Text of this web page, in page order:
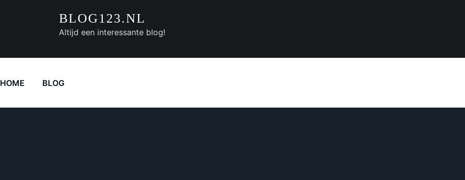
BLOG123.NL
Altijd een interessante blog!
HOME BLOG